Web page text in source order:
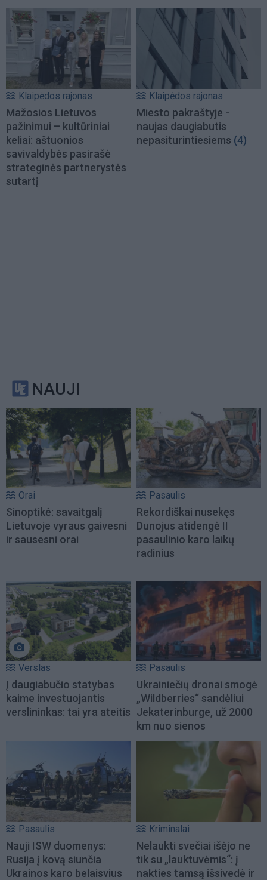
Klaipėdos rajonas
Mažosios Lietuvos
pažinimui – kultūriniai
keliai: aštuonios
savivaldybės pasirašė
strateginės partnerystės
sutartį
Klaipėdos rajonas
Miesto pakraštyje -
naujas daugiabutis
nepasiturintiesiems (4)
NAUJI
Orai
Sinoptikė: savaitgalį
Lietuvoje vyraus gaivesni
ir sausesni orai
Pasaulis
Rekordiškai nusekęs
Dunojus atidengė II
pasaulinio karo laikų
radinius
Verslas
Į daugiabučio statybas
kaime investuojantis
verslininkas: tai yra ateitis
Pasaulis
Ukrainiečių dronai smogė
„Wildberries“ sandėliui
Jekaterinburge, už 2000
km nuo sienos
Pasaulis
Nauji ISW duomenys:
Rusija į kovą siunčia
Ukrainos karo belaisvius
Kriminalai
Nelaukti svečiai išėjo ne
tik su „lauktuvėmis“: į
nakties tamsą išsivedė ir